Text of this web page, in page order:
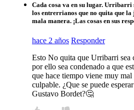
Cada cosa va en su lugar. Urribarri
los entrerrianos que no quita que
mala manera. ¡Las cosas en sus
hace 2 años Responder
Esto No quita que Urribarri sea
por ello sea condenado a que
que hace tiempo viene muy
culpable. ¿Que se puede
Gustavo Bordet?🤔